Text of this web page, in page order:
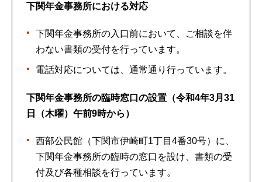
下関年金事務所における対応
下関年金事務所の入口前において、ご相談を伴
わない書類の受付を行っています。
電話対応については、通常通り行っています。
下関年金事務所の臨時窓口の設置（令和4年3月31
日（木曜）午前9時から）
西部公民館（下関市伊崎町1丁目4番30号）に、
下関年金事務所の臨時の窓口を設け、書類の受
付及び各種相談を行っています。